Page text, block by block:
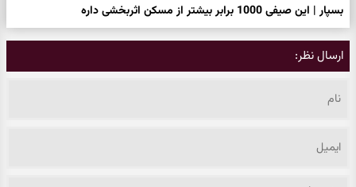
بسپار | این صیفی 1000 برابر بیشتر از مسکن اثربخشی داره
ارسال نظر: